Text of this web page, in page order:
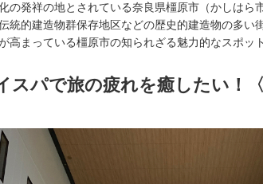
の発祥の地とされている奈良県橿原市（かしはら
統的建造物群保存地区などの歴史的建造物の多い
高まっている橿原市の知られざる魅力的なスポッ
スパで旅の疲れを癒したい！